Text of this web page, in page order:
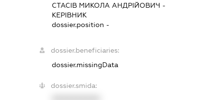
СТАСІВ МИКОЛА АНДРІЙОВИЧ -
КЕРІВНИК
dossier.position -
dossier.beneficiaries:
dossier.missingData
dossier.smida: